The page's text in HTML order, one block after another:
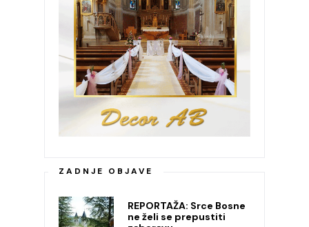
ZADNJE OBJAVE
REPORTAŽA: Srce Bosne
ne želi se prepustiti